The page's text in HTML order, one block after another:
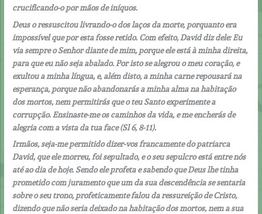
crucificando-o por mãos de iníquos.
Deus o ressuscitou livrando-o dos laços da morte, porquanto era
impossível que por esta fosse retido. Com efeito, David diz dele: Eu
via sempre o Senhor diante de mim, porque ele está à minha direita,
para que eu não seja abalado. Por isto se alegrou o meu coração, e
exultou a minha língua, e, além disto, a minha carne repousará na
esperança, porque não abandonarás a minha alma na habitação
dos mortos, nem permitirás que o teu Santo experimente a
corrupção. Ensinaste-me os caminhos da vida, e me encherás de
alegria com a vista da tua face (Sl 6, 8-11).
Irmãos, seja-me permitido dizer-vos francamente do patriarca
David, que ele morreu, foi sepultado, e o seu sepulcro está entre nós
até ao dia de hoje. Sendo ele profeta e sabendo que Deus lhe tinha
prometido com juramento que um da sua descendência se sentaria
sobre o seu trono, profeticamente falou da ressureição de Cristo,
dizendo que não seria deixado na habitação dos mortos, nem a sua